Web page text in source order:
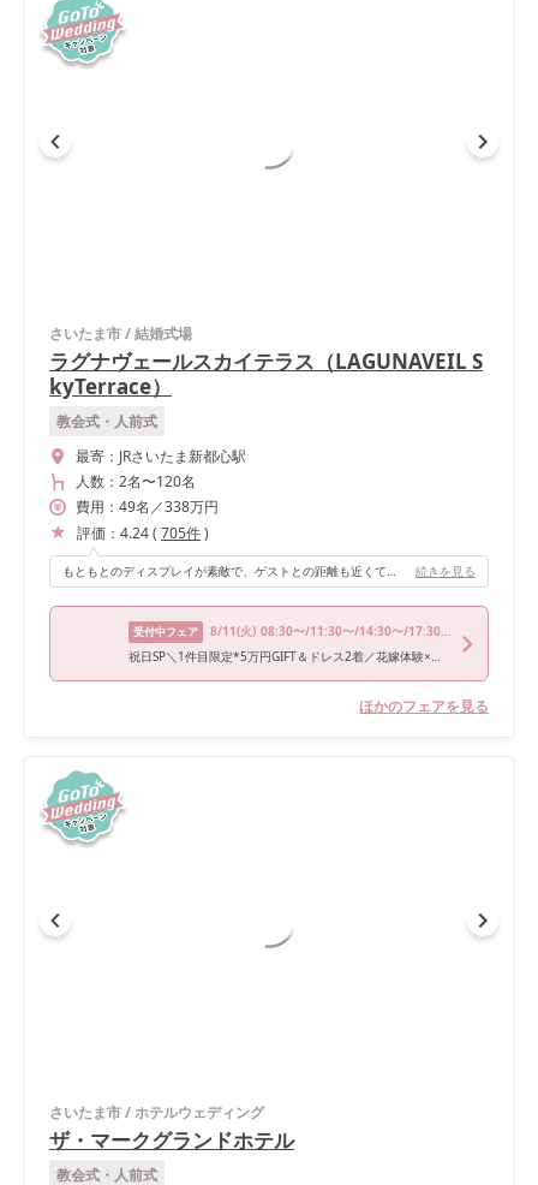
さいたま市/結婚式場
ラグナヴェールスカイテラス（LAGUNAVEIL S
kyTerrace）
教会式・人前式
最寄： JRさいたま新都心駅
人数： 2名〜120名
費用： 49名 ／338万円
評価： 4.24( 705件)
もともとのディスプレイが素敵で、ゲストとの距離も近くて、写真なども撮りやすかったです。 ナチュラルな色使いの会場なので、とてもおしゃれな雰囲気でした。 続きを見る
受付中フェア 8/11(火) 08:30〜/11:30〜/14:30〜/17:30〜
祝日SP＼1件目限定*5万円GIFT＆ドレス2着／花嫁体験×三ツ星試食
ほかのフェアを見る
さいたま市/ホテルウェディング
ザ・マークグランドホテル
教会式・人前式